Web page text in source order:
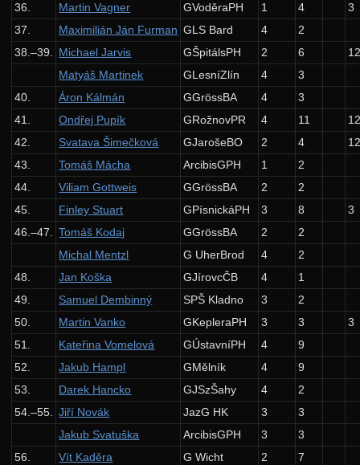
36.
Martin Vagner GVoděraPH 1 4
3
37.
Maximilián Ján Furman GLS Bard 4
2
38.–39.
Michael Jarvis GŠpitálsPH 2 6
Matyáš Martinek
GLesníZlín 4
3
40.
Áron Kálmán GGrössBA 4
3
41.
Ondřej Pupík GRožnovPR 4 11
42.
Svatava Šimečková GJarošeBO 2 4
43.
Tomáš Mácha ArcibisGPH 1
2
44.
Viliam Gottweis GGrössBA 2
2
45.
Finley Stuart GPísnickáPH 3 8
3
46.–47.
Tomáš Kodaj GGrössBA 2
2
Michal Mentzl
G UherBrod 4
2
48.
Jan Koška GJírovcČB 4
1
49.
Samuel Dembinný SPŠ Kladno 3
2
50.
Martin Vanko GKepleraPH 3 3
3
51.
Kateřina Vomelová GÚstavníPH 4
9
52.
Jakub Hampl GMělník 4
9
53.
Darek Hancko GJSzŠahy 4
2
54.–55.
Jiří Novák JazG HK 3
3
Jakub Svatuška
ArcibisGPH 3
3
56.
Vít Kaděra G Wicht 2
7
31. ročník: 18/19
30. ročník: 17/18
29. ročník: 16/17
28. ročník: 15/16
27. ročník: 14/15
26. ročník: 13/14
25. ročník: 12/13
24. ročník: 11/12
23. ročník: 10/11
22. ročník: 09/10
21. ročník: 08/09
20. ročník: 07/08
19. ročník: 06/07
18. ročník: 05/06
17. ročník: 04/05
16. ročník: 03/04
15. ročník: 02/03